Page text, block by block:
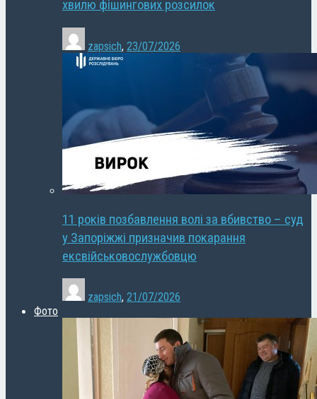
хвилю фішингових розсилок
zapsich, 23/07/2026
11 років позбавлення волі за вбивство – суд
у Запоріжжі призначив покарання
ексвійськовослужбовцю
zapsich, 21/07/2026
Фото